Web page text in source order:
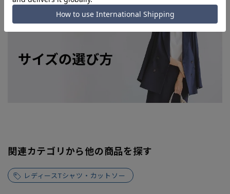
関連カテゴリから他の商品を探す
レディースTシャツ・カットソー